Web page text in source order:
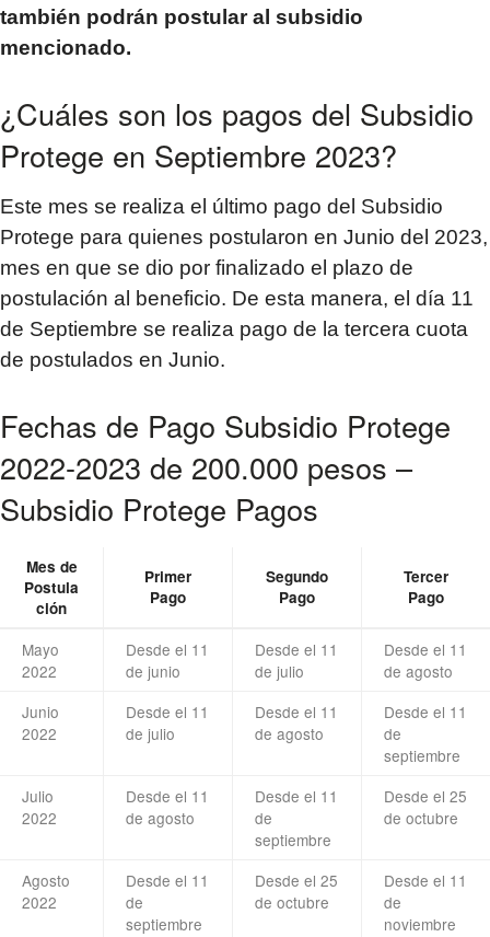
también podrán postular al subsidio
mencionado.
¿Cuáles son los pagos del Subsidio
Protege en Septiembre 2023?
Este mes se realiza el último pago del Subsidio
Protege para quienes postularon en Junio del 2023,
mes en que se dio por finalizado el plazo de
postulación al beneficio. De esta manera, el día 11
de Septiembre se realiza pago de la tercera cuota
de postulados en Junio.
Fechas de Pago Subsidio Protege
2022-2023 de 200.000 pesos –
Subsidio Protege Pagos
Mes de
Postula
ción
Primer
Pago
Segundo
Pago
Tercer
Pago
Mayo
2022
Desde el 11
de junio
Desde el 11
de julio
Desde el 11
de agosto
Junio
2022
Desde el 11
de julio
Desde el 11
de agosto
Desde el 11
de
septiembre
Julio
2022
Desde el 11
de agosto
Desde el 11
de
septiembre
Desde el 25
de octubre
Agosto
2022
Desde el 11
de
septiembre
Desde el 25
de octubre
Desde el 11
de
noviembre